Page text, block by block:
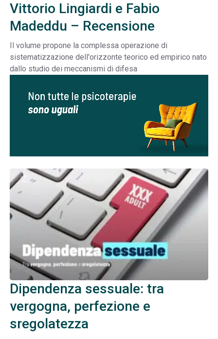
Vittorio Lingiardi e Fabio
Madeddu – Recensione
Il volume propone la complessa operazione di
sistematizzazione dell'orizzonte teorico ed empirico nato
dallo studio dei meccanismi di difesa
Dipendenza sessuale: tra
vergogna, perfezione e
sregolatezza